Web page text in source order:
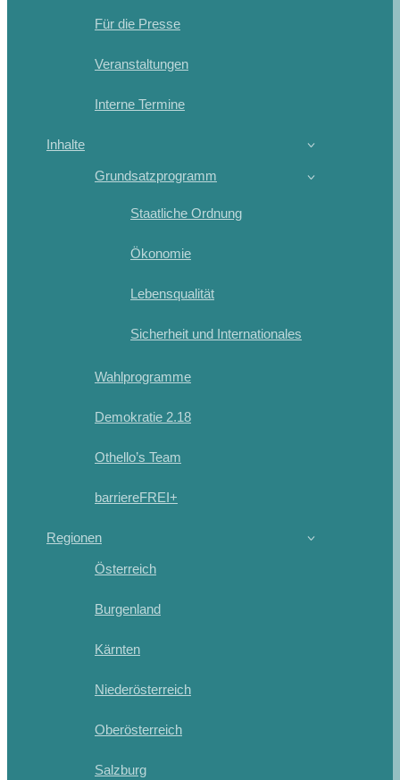
Für die Presse
Veranstaltungen
Interne Termine
Inhalte
Grundsatzprogramm
Staatliche Ordnung
Ökonomie
Lebensqualität
Sicherheit und Internationales
Wahlprogramme
Demokratie 2.18
Othello’s Team
barriereFREI+
Regionen
Österreich
Burgenland
Kärnten
Niederösterreich
Oberösterreich
Salzburg